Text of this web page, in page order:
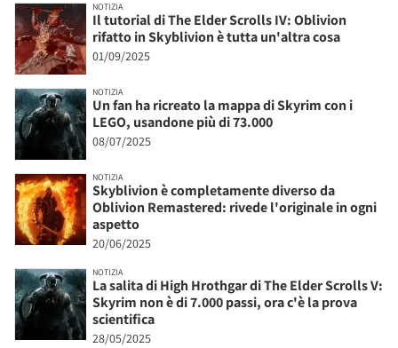
NOTIZIA
Il tutorial di The Elder Scrolls IV: Oblivion
rifatto in Skyblivion è tutta un'altra cosa
01/09/2025
NOTIZIA
Un fan ha ricreato la mappa di Skyrim con i
LEGO, usandone più di 73.000
08/07/2025
NOTIZIA
Skyblivion è completamente diverso da
Oblivion Remastered: rivede l'originale in ogni
aspetto
20/06/2025
NOTIZIA
La salita di High Hrothgar di The Elder Scrolls V:
Skyrim non è di 7.000 passi, ora c'è la prova
scientifica
28/05/2025